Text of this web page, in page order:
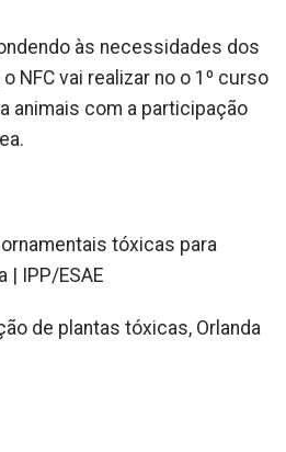
às necessidades dos
NFC vai realizar no o 1º curso
animais com a participação
tóxicas para
| IPP/ESAE
de plantas tóxicas, Orlanda